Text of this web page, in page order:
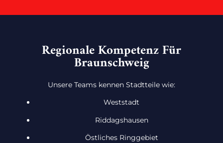
Regionale Kompetenz Für
Braunschweig
Unsere Teams kennen Stadtteile wie:
Weststadt
Riddagshausen
Östliches Ringgebiet